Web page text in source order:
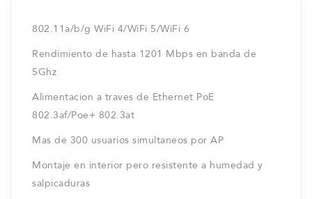
802.11a/b/g WiFi 4/WiFi 5/WiFi 6
Rendimiento de hasta 1201 Mbps en banda de
5Ghz
Alimentacion a traves de Ethernet PoE
802.3af/Poe+ 802.3at
Mas de 300 usuarios simultaneos por AP
Montaje en interior pero resistente a humedad y
salpicaduras